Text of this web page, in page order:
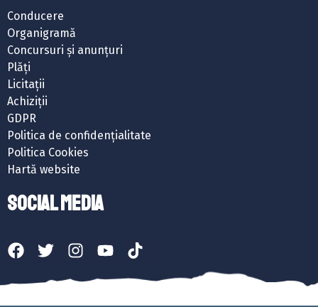
Conducere
Organigramă
Concursuri și anunțuri
Plăți
Licitații
Achiziții
GDPR
Politica de confidențialitate
Politica Cookies
Hartă website
SOCIAL MEDIA